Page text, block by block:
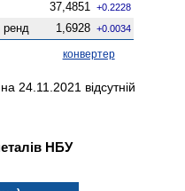
37,4851 +0.2228
ренд 1,6928 +0.0034
конвертер
24.11.2021 відсутній
НБУ